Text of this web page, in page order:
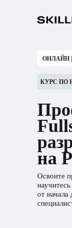
ОНЛАЙН
на
Освоите
от начала
КУРС ПО